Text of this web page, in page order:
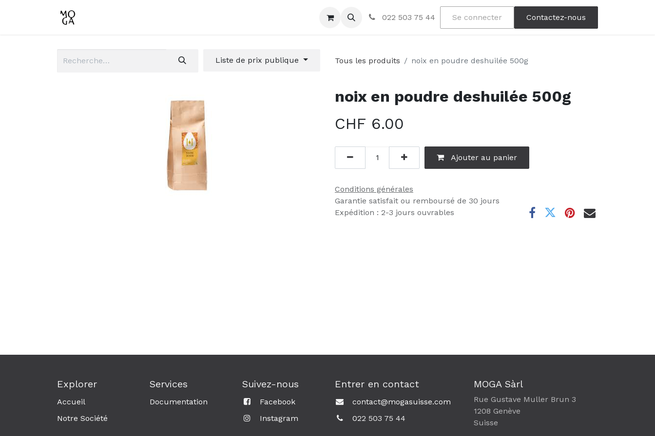
022 503 75 44 Se connecter Contactez-nous
Liste de prix publique Tous les produits noix en poudre deshuilée 500g
noix en poudre deshuilée 500g
CHF 6.00
Ajouter au panier
Conditions générales
Garantie satisfait ou remboursé de 30 jours
Expédition : 2-3 jours ouvrables
Explorer
Accueil
Notre Société
Services
Documentation
Suivez-nous
Facebook
Instagram
Entrer en contact
contact@mogasuisse.com​
022 503 75 44
MOGA Sàrl
Rue Gustave Muller Brun 3
1208 Genève
Suisse